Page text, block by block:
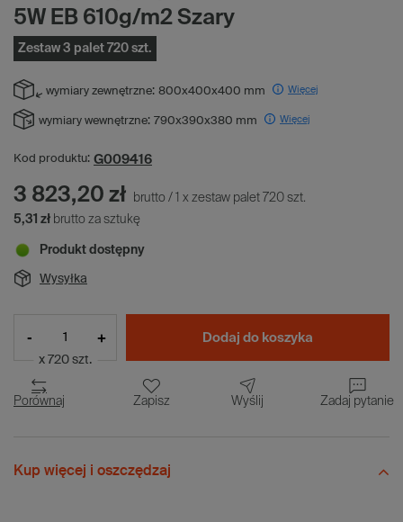
5W EB 610g/m2 Szary
Zestaw 3 palet 720 szt.
wymiary zewnętrzne: 800x400x400 mm Więcej
wymiary wewnętrzne: 790x390x380 mm Więcej
Kod produktu: G009416
3 823,20 zł brutto / x zestaw palet 720 szt.
5,31 zł brutto za sztukę
Produkt dostępny
Wysyłka
- +
x 720 szt.
Dodaj do koszyka
Porównaj Zapisz Wyślij Zadaj pytanie
Kup więcej i oszczędzaj